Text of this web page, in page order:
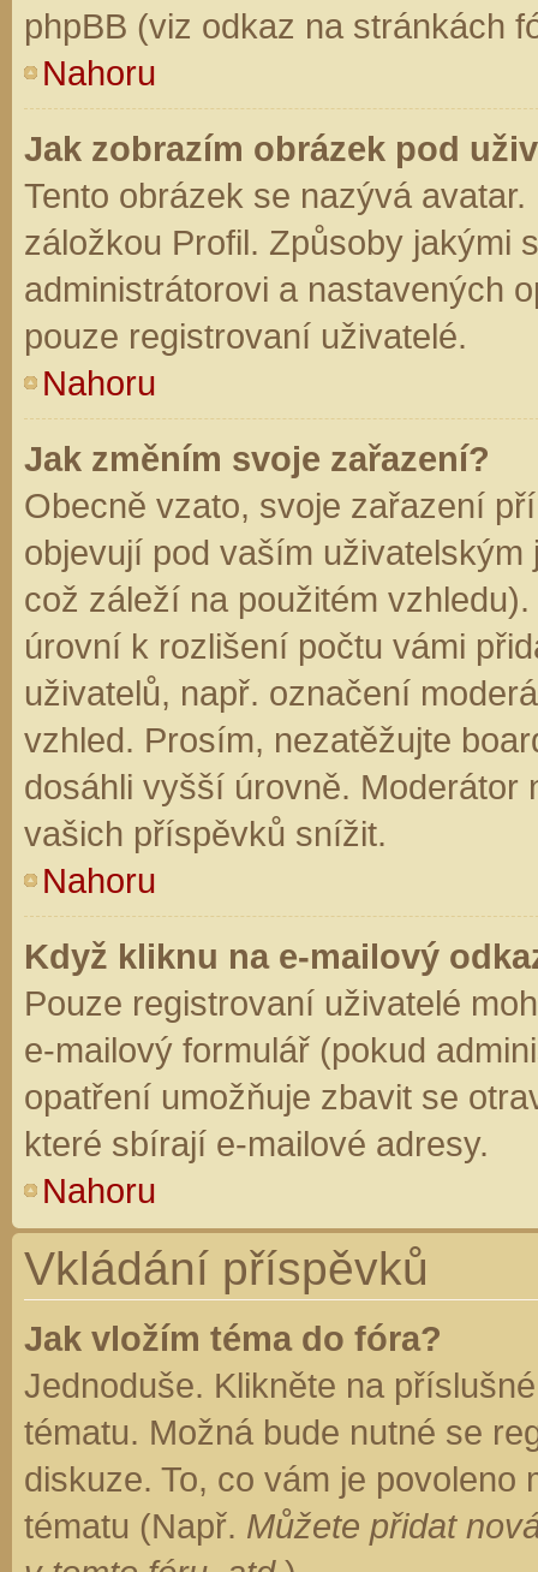
phpBB (viz odkaz na stránkách
Nahoru
Jak zobrazím obrázek pod
Tento obrázek se nazývá
záložkou Profil. Způsoby jakými
administrátorovi a nastavených
pouze registrovaní uživatelé.
Nahoru
Jak změním svoje zařazení?
Obecně vzato, svoje zařazení
objevují pod vaším
což záleží na použitém
úrovní k rozlišení počtu vámi
uživatelů, např. označení
vzhled. Prosím, nezatěžujte
dosáhli vyšší úrovně. Moderátor
vašich příspěvků snížit.
Nahoru
Když kliknu na e-mailový
Pouze registrovaní uživatelé
e-mailový formulář (pokud
opatření umožňuje zbavit se
které sbírají e-mailové adresy.
Nahoru
Vkládání příspěvků
Jak vložím téma do fóra?
Jednoduše. Klikněte na
tématu. Možná bude nutné se
diskuze. To, co vám je
tématu (Např. Můžete přidat